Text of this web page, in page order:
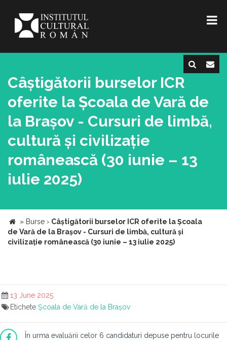
Câștigătorii burselor ICR
oferite la Școala de Vară de
la Brașov - Cursuri de limbă,
cultură și civilizație
românească (30 iunie – 13
iulie 2025)
» Burse › Câștigătorii burselor ICR oferite la Școala
de Vară de la Brașov - Cursuri de limbă, cultură și
civilizație românească (30 iunie – 13 iulie 2025)
13 June 2025
Etichete Școala de Vară de la Brașov
În urma evaluării celor 6 candidaturi depuse pentru locurile